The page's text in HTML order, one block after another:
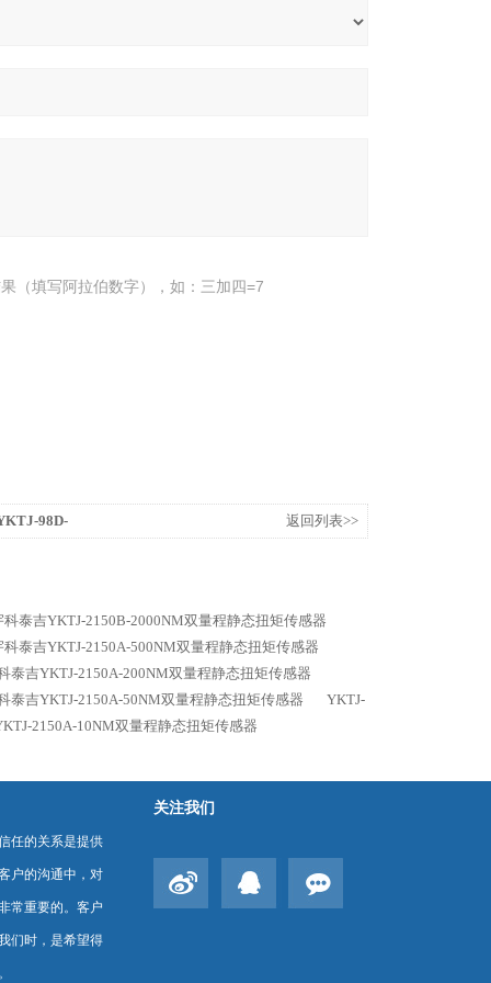
（填写阿拉伯数字），如：三加四=7
98D-
返回列表>>
科泰吉YKTJ-2150B-2000NM双量程静态扭矩传感器
科泰吉YKTJ-2150A-500NM双量程静态扭矩传感器
泰吉YKTJ-2150A-200NM双量程静态扭矩传感器
泰吉YKTJ-2150A-50NM双量程静态扭矩传感器
YKTJ-
2150A-10NM双量程静态扭矩传感器
任的关系是提供
户的沟通中，对
常重要的。客户
们时，是希望得
关注我们